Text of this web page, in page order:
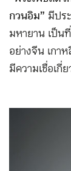
กวนอิม” มีปร
มหายาน เป็น
อย่างจีน เกา
มีความเชื่อเ